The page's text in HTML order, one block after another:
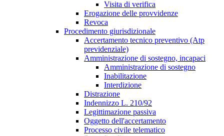
Visita di verifica
Erogazione delle provvidenze
Revoca
Procedimento giurisdizionale
Accertamento tecnico preventivo (Atp
previdenziale)
Amministrazione di sostegno, incapaci
Amministrazione di sostegno
Inabilitazione
Interdizione
Distrazione
Indennizzo L. 210/92
Legittimazione passiva
Oggetto dell'accertamento
Processo civile telematico